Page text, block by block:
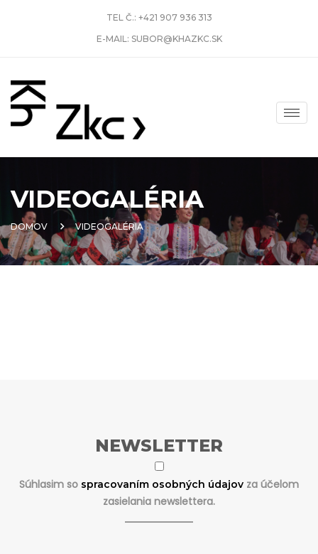
TEL Č.: +421 907 936 313
E-MAIL: SUBOR@KHAZKC.SK
VIDEOGALÉRIA
DOMOV VIDEOGALÉRIA
NEWSLETTER
Súhlasim so spracovaním osobných údajov za účelom
zasielania newslettera.